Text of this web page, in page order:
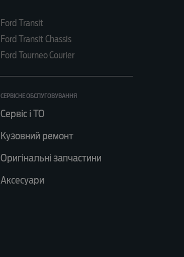
Ford Transit
Ford Transit Chassis
Ford Tourneo Courier
СЕРВІСНЕ ОБСЛУГОВУВАННЯ
Сервіс і ТО
Кузовний ремонт
Оригінальні запчастини
Аксесуари